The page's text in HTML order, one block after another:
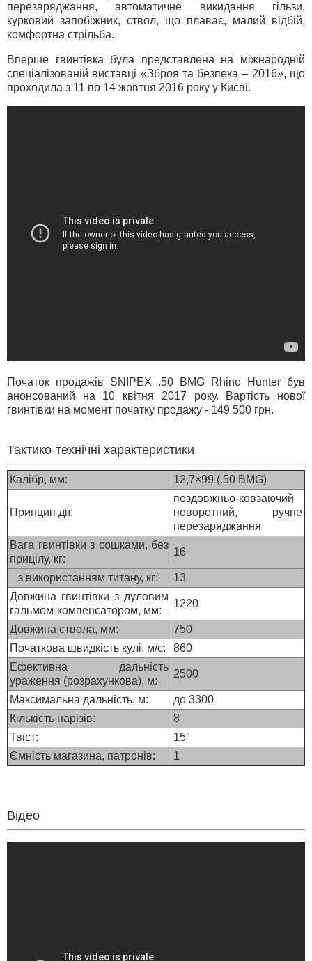
перезаряджання, автоматичне викидання гільзи,
курковий запобіжник, ствол, що плаває, малий відбій,
комфортна стрільба.
Вперше гвинтівка була представлена на міжнародній
спеціалізованій виставці «Зброя та безпека – 2016», що
проходила з 11 по 14 жовтня 2016 року у Києві.
Початок продажів SNIPEX .50 BMG Rhino Hunter був
анонсований на 10 квітня 2017 року. Вартість нової
гвинтівки на момент початку продажу - 149 500 грн.
Тактико-технічні характеристики
Калібр, мм: 12,7×99 (.50 BMG)
Принцип дії:
поздовжньо-ковзаючий
поворотний, ручне
перезаряджання
Вага гвинтівки з сошками, без
прицілу, кг:
16
з використанням титану, кг:
13
Довжина гвинтівки з дуловим
гальмом-компенсатором, мм:
1220
Довжина ствола, мм:
750
Початкова швидкість кулі, м/с:
860
Ефективна дальність
ураження (розрахункова), м:
2500
Максимальна дальність, м:
до 3300
Кількість нарізів:
8
Твіст:
15"
Ємність магазина, патронів:
1
Відео